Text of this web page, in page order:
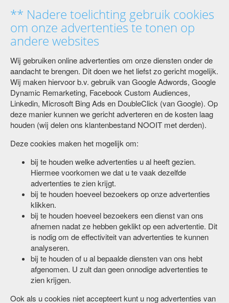
** Nadere toelichting gebruik cookies
om onze advertenties te tonen op
andere websites
Wij gebruiken online advertenties om onze diensten onder de
aandacht te brengen. Dit doen we het liefst zo gericht mogelijk.
Wij maken hiervoor b.v. gebruik van Google Adwords, Google
Dynamic Remarketing, Facebook Custom Audiences,
Linkedin, Microsoft Bing Ads en DoubleClick (van Google). Op
deze manier kunnen we gericht adverteren en de kosten laag
houden (wij delen ons klantenbestand NOOIT met derden).
Deze cookies maken het mogelijk om:
bij te houden welke advertenties u al heeft gezien.
Hiermee voorkomen we dat u te vaak dezelfde
advertenties te zien krijgt.
bij te houden hoeveel bezoekers op onze advertenties
klikken.
bij te houden hoeveel bezoekers een dienst van ons
afnemen nadat ze hebben geklikt op een advertentie. Dit
is nodig om de effectiviteit van advertenties te kunnen
analyseren.
bij te houden of u al bepaalde diensten van ons hebt
afgenomen. U zult dan geen onnodige advertenties te
zien krijgen.
Ook als u cookies niet accepteert kunt u nog advertenties van